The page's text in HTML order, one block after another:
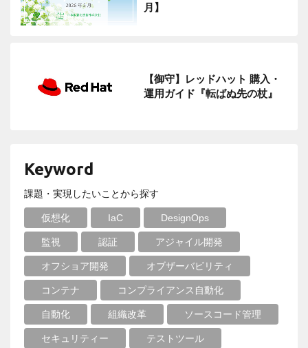
月】
【御守】レッドハット 購入・
運用ガイド『転ばぬ先の杖』
Keyword
課題・実現したいことから探す
仮想化 IaC DesignOps
監視 認証 アジャイル開発
オフショア開発 オブザーバビリティ
コンテナ コンプライアンス自動化
自動化 組織改革 ソースコード管理
セキュリティー テストツール